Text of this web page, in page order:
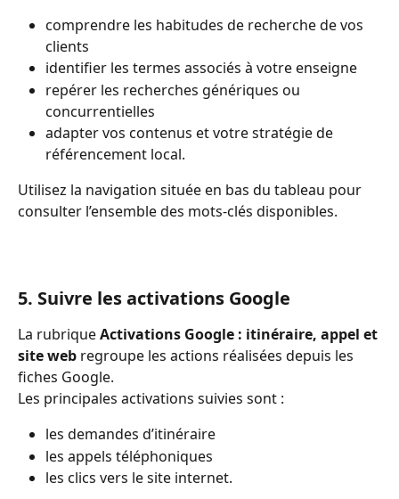
comprendre les habitudes de recherche de vos
clients
identifier les termes associés à votre enseigne
repérer les recherches génériques ou
concurrentielles
adapter vos contenus et votre stratégie de
référencement local.
Utilisez la navigation située en bas du tableau pour
consulter l’ensemble des mots-clés disponibles.
5. Suivre les activations Google
La rubrique Activations Google : itinéraire, appel et
site web regroupe les actions réalisées depuis les
fiches Google.
Les principales activations suivies sont :
les demandes d’itinéraire
les appels téléphoniques
les clics vers le site internet.